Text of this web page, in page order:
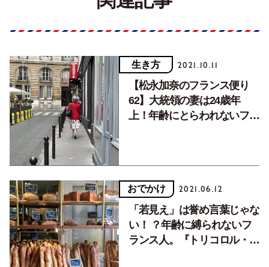
生き方 2021.10.11
【松永加奈のフランス便り
62】大統領の妻は24歳年
上！年齢にとらわれないフラ
おでかけ 2021.06.12
「若見え」は誉め言葉じゃな
い！ ？年齢に縛られないフ
ランス人。『トリコロル・パ